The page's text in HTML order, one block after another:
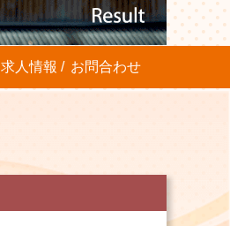
求人情報 お問合わせ